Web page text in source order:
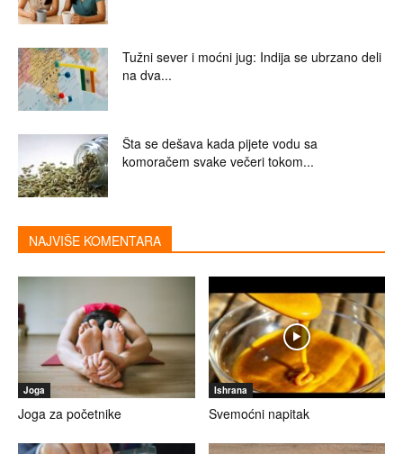
Tužni sever i moćni jug: Indija se ubrzano deli
na dva...
Šta se dešava kada pijete vodu sa
komoračem svake večeri tokom...
NAJVIŠE KOMENTARA
Joga
Joga za početnike
Ishrana
Svemoćni napitak